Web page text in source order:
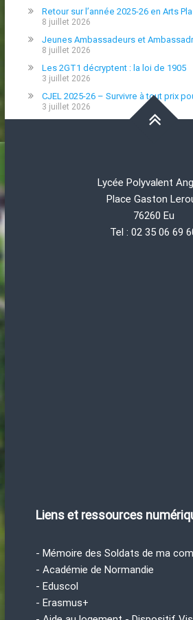
Retour sur l’année 2025-26 en Arts
8 juillet 2026
Jeunes Ambassadeurs et
8 juillet 2026
Les 2GT1 décryptent : la loi de 1905
3 juillet 2026
CJEL 2025-26 – Survivre à tout prix
3 juillet 2026
Lycée Polyvalent
Place Gaston
76260 Eu
Tel : 02 35 06 69
Liens et ressources
- Mémoire des Soldats de ma
- Académie de Normandie
- Eduscol
- Erasmus+